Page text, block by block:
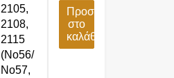
2105,
2108,
2115
(No56/
No57,
Προσθήκη
στο
καλάθι